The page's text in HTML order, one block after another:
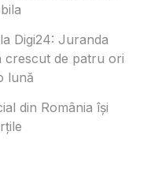
Digi24: Juranda
crescut de patru ori
lună
din România își